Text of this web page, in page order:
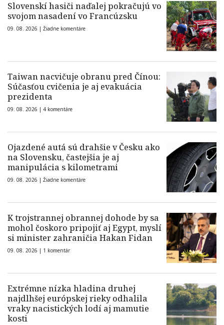
Slovenskí hasiči naďalej pokračujú vo
svojom nasadení vo Francúzsku
09. 08. 2026 | Žiadne komentáre
Taiwan nacvičuje obranu pred Čínou:
Súčasťou cvičenia je aj evakuácia
prezidenta
09. 08. 2026 | 4 komentáre
Ojazdené autá sú drahšie v Česku ako
na Slovensku, častejšia je aj
manipulácia s kilometrami
09. 08. 2026 | Žiadne komentáre
K trojstrannej obrannej dohode by sa
mohol čoskoro pripojiť aj Egypt, myslí
si minister zahraničia Hakan Fidan
09. 08. 2026 | 1 komentár
Extrémne nízka hladina druhej
najdlhšej európskej rieky odhalila
vraky nacistických lodí aj mamutie
kosti